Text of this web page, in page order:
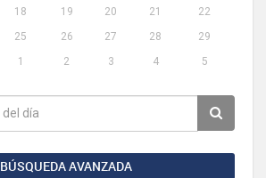
18 19 20 21
22
25 26 27 28
29
1 2 3 4 5
BÚSQUEDA AVANZADA